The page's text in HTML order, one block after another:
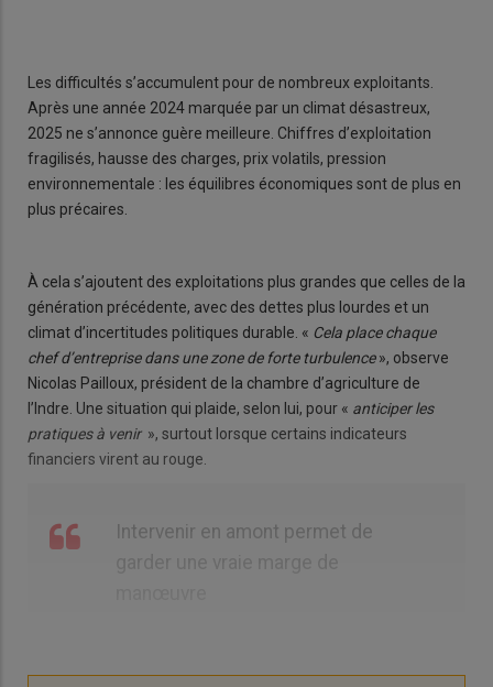
Les difficultés s’accumulent pour de nombreux exploitants.
Après une année 2024 marquée par un climat désastreux,
2025 ne s’annonce guère meilleure. Chiffres d’exploitation
fragilisés, hausse des charges, prix volatils, pression
environnementale : les équilibres économiques sont de plus en
plus précaires.
À cela s’ajoutent des exploitations plus grandes que celles de la
génération précédente, avec des dettes plus lourdes et un
climat d’incertitudes politiques durable. « Cela place chaque
chef d’entreprise dans une zone de forte turbulence», observe
Nicolas Pailloux, président de la chambre d’agriculture de
l’Indre. Une situation qui plaide, selon lui, pour « anticiper les
pratiques à venir », surtout lorsque certains indicateurs
financiers virent au rouge.
Intervenir en amont permet de